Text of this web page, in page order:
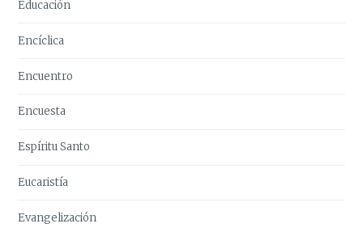
Educación
Encíclica
Encuentro
Encuesta
Espíritu Santo
Eucaristía
Evangelización